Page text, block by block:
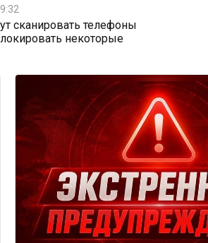
сканировать телефоны
некоторые